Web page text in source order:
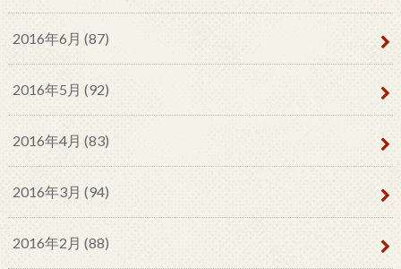
2016年6月 (87)
2016年5月 (92)
2016年4月 (83)
2016年3月 (94)
2016年2月 (88)